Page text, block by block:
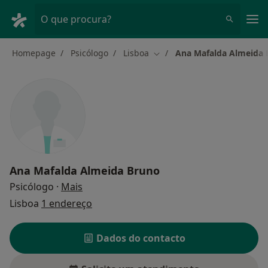
O que procura?
Homepage Psicólogo Lisboa Mudar de cidade
Ana Mafalda Almeida
Ana Mafalda Almeida Bruno
Psicólogo · Mais
Lisboa 1 endereço
Dados do contacto